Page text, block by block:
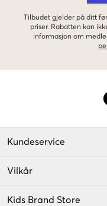
Tilbudet gjelder på ditt
priser. Rabatten kan
informasjon om
Kundeservice
Vilkår
Kids Brand Store